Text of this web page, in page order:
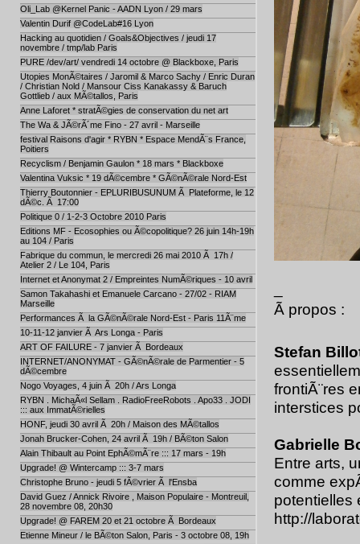
Oli_Lab @Kernel Panic - AADN Lyon / 29 mars
Valentin Durif @CodeLab#16 Lyon
Hacking au quotidien / Goals&Objectives / jeudi 17
novembre / tmp/lab Paris
PURE /dev/art/ vendredi 14 octobre @ Blackboxe, Paris
Utopies MonÃ©taires / Jaromil & Marco Sachy / Enric Duran
/ Christian Nold / Mansour Ciss Kanakassy & Baruch
Gottlieb / aux MÃ©tallos, Paris
Anne Laforet * stratÃ©gies de conservation du net art
The Wa & JÃ©rÃ´me Fino - 27 avril - Marseille
festival Raisons d'agir * RYBN * Espace MendÃ¨s France,
Poitiers
Recyclism / Benjamin Gaulon * 18 mars * Blackboxe
Valentina Vuksic * 19 dÃ©cembre * GÃ©nÃ©rale Nord-Est
Thierry Boutonnier - EPLURIBUSUNUM Ã Plateforme, le 12
dÃ©c. Ã 17:00
Politique 0 / 1-2-3 Octobre 2010 Paris
Editions MF - Ecosophies ou Ã©copolitique? 26 juin 14h-19h
au 104 / Paris
Fabrique du commun, le mercredi 26 mai 2010 Ã 17h /
Atelier 2 / Le 104, Paris
Internet et Anonymat 2 / Empreintes NumÃ©riques - 10 avril
Samon Takahashi et Emanuele Carcano - 27/02 - RIAM
Marseille
Performances Ã la GÃ©nÃ©rale Nord-Est - Paris 11Ã¨me
10-11-12 janvier Ã Ars Longa - Paris
ART OF FAILURE - 7 janvier Ã Bordeaux
INTERNET/ANONYMAT - GÃ©nÃ©rale de Parmentier - 5
dÃ©cembre
Nogo Voyages, 4 juin Ã 20h / Ars Longa
RYBN . MichaÃ«l Sellam . RadioFreeRobots . Apo33 . JODI
::: aux ImmatÃ©rielles
HONF, jeudi 30 avril Ã 20h / Maison des MÃ©tallos
Jonah Brucker-Cohen, 24 avril Ã 19h / BÃ©ton Salon
Alain Thibault au Point EphÃ©mÃ¨re ::: 17 mars - 19h
Upgrade! @ Wintercamp ::: 3-7 mars
Christophe Bruno - jeudi 5 fÃ©vrier Ã l'Ensba
David Guez / Annick Rivoire , Maison Populaire - Montreuil,
28 novembre 08, 20h30
Upgrade! @ FAREM 20 et 21 octobre Ã Bordeaux
Etienne Mineur / le BÃ©ton Salon, Paris - 3 octobre 08, 19h
Ã propos :
Stefan
frontiÃ¨res
interstices
Gabrielle
Entre arts,
comme
potentielles
http://